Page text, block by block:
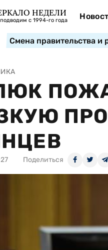
НЕДЕЛИ
с 1994-го года
Смена правительства и
Поделиться